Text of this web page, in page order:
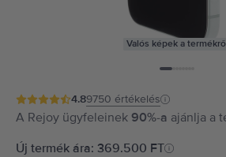
Valós képek a
4.89750 értékelés
A Rejoy ügyfeleinek 90%-a ajánlja a
Új termék ára: 369.500 FT